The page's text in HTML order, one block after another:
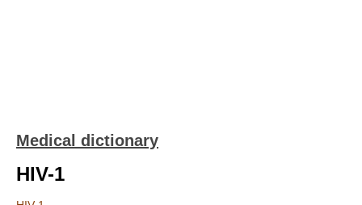
Medical dictionary
HIV-1